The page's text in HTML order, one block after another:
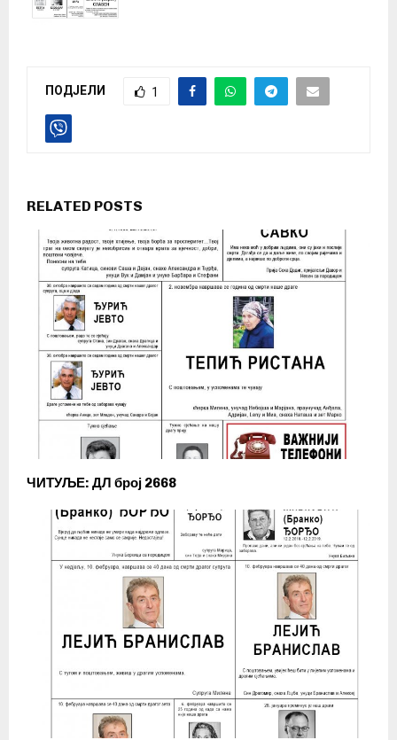
ПОДЈЕЛИ 1
RELATED POSTS
ЧИТУЉЕ: ДЛ број 2668